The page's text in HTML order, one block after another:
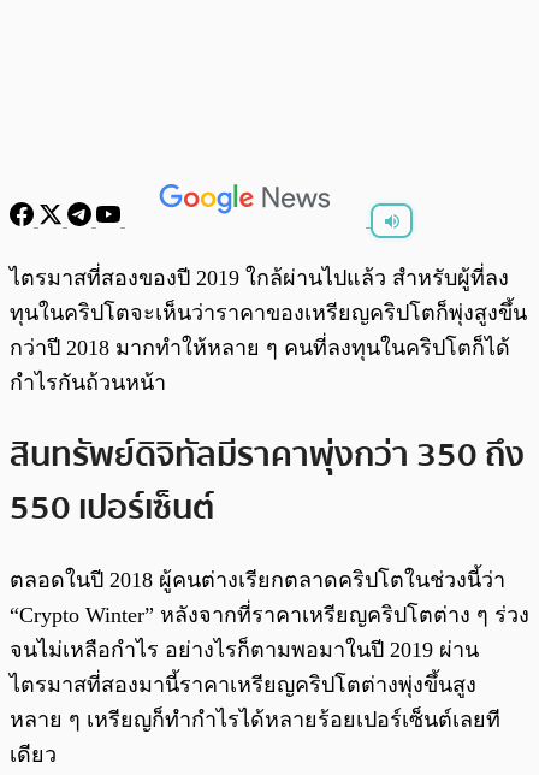
พร้อมเล่น / 0:00
ไตรมาสที่สองของปี 2019 ใกล้ผ่านไปแล้ว สำหรับผู้ที่ลง
ทุนในคริปโตจะเห็นว่าราคาของเหรียญคริปโตก็พุ่งสูงขึ้น
กว่าปี 2018 มากทำให้หลาย ๆ คนที่ลงทุนในคริปโตก็ได้
กำไรกันถ้วนหน้า
สินทรัพย์ดิจิทัลมีราคาพุ่งกว่า 350 ถึง
550 เปอร์เซ็นต์
ตลอดในปี 2018 ผู้คนต่างเรียกตลาดคริปโตในช่วงนี้ว่า
“Crypto Winter” หลังจากที่ราคาเหรียญคริปโตต่าง ๆ ร่วง
จนไม่เหลือกำไร อย่างไรก็ตามพอมาในปี 2019 ผ่าน
ไตรมาสที่สองมานี้ราคาเหรียญคริปโตต่างพุ่งขึ้นสูง
หลาย ๆ เหรียญก็ทำกำไรได้หลายร้อยเปอร์เซ็นต์เลยที
เดียว